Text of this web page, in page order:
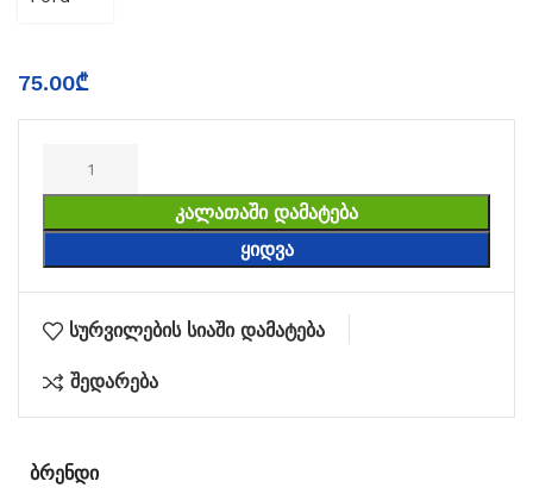
75.00₾
ᲙᲐᲚᲐᲗᲐᲨᲘ ᲓᲐᲛᲐᲢᲔᲑᲐ
ᲧᲘᲓᲕᲐ
სურვილების სიაში დამატება
შედარება
ᲑᲠᲔᲜᲓᲘ